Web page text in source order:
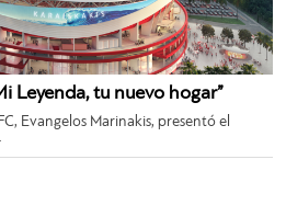
Leyenda, tu nuevo hogar”
Evangelos Marinakis, presentó el